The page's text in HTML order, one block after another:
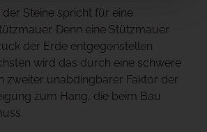
der Steine spricht für eine
Denn eine Stützmauer
der Erde entgegenstellen
wird das durch eine schwere
zweiter unabdingbarer Faktor der
zum Hang, die beim Bau